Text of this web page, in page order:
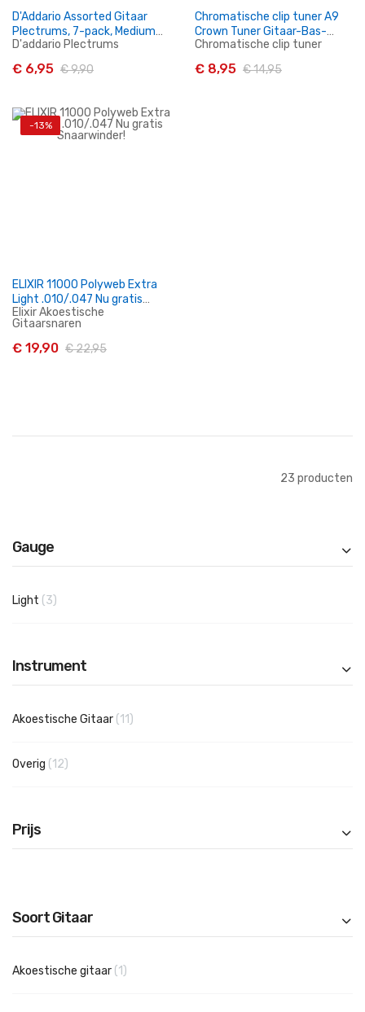
Gauge
Light 3producten
Instrument
Akoestische Gitaar 11producten
Overig 12producten
Prijs
Soort Gitaar
Akoestische gitaar 1product
In Winkelwagen
D'Addario Assorted Gitaar
Plectrums, 7-pack, Medium
MIX
D'addario Plectrums
€ 6,95 € 9,90
Chromatische clip tuner A9
Crown Tuner Gitaar-Bas-
Ukulele-Viool ***SALE***
Chromatische clip tuner
€ 8,95 € 14,95
-13%
ELIXIR 11000 Polyweb Extra
Light .010/.047 Nu gratis
Snaarwinder!
Elixir Akoestische
Gitaarsnaren
€ 19,90 € 22,95
23 producten